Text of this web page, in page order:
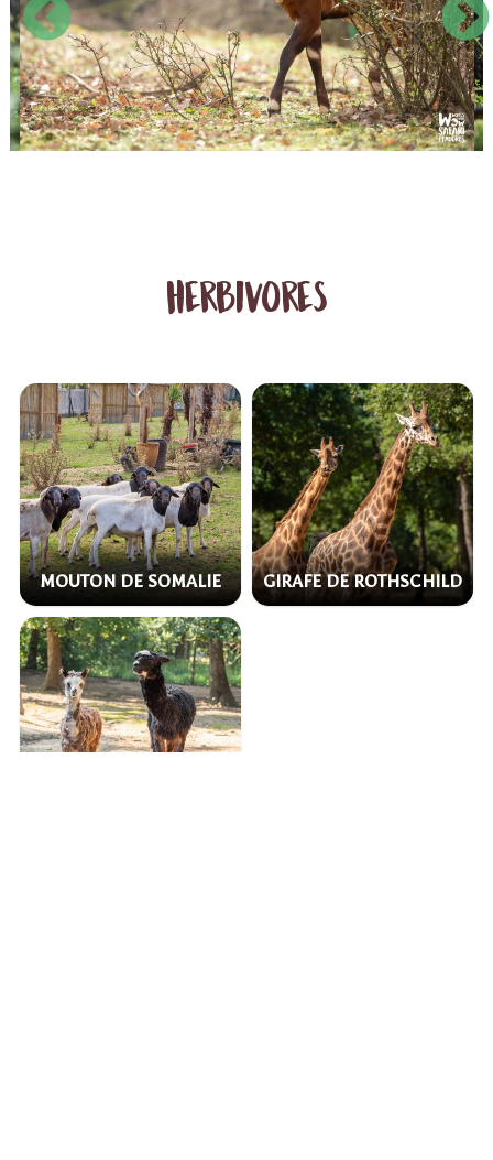
herbivores
MOUTON DE SOMALIE GIRAFE DE ROTHSCHILD